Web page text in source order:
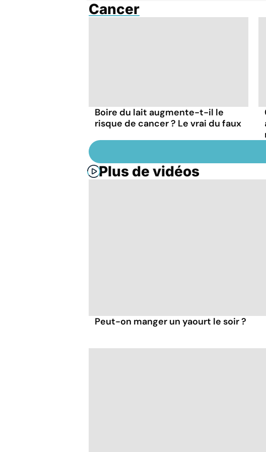
Cancer
Boire du lait augmente-t-il le
risque de cancer ? Le vrai du faux
Plus de vidéos
Peut-on manger un yaourt le soir ?